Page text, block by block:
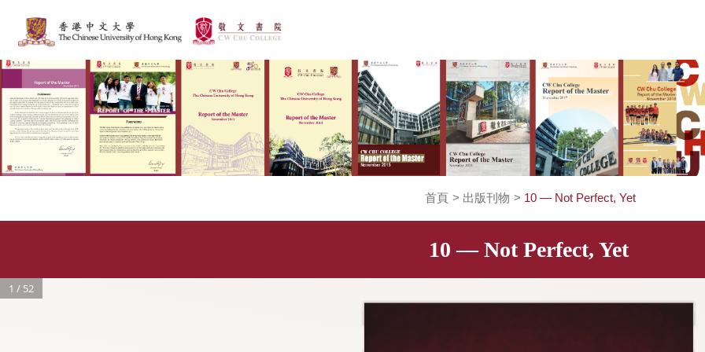
首頁 > 出版刊物 > 10 — Not Perfect,
10 — Not Perfect, Yet